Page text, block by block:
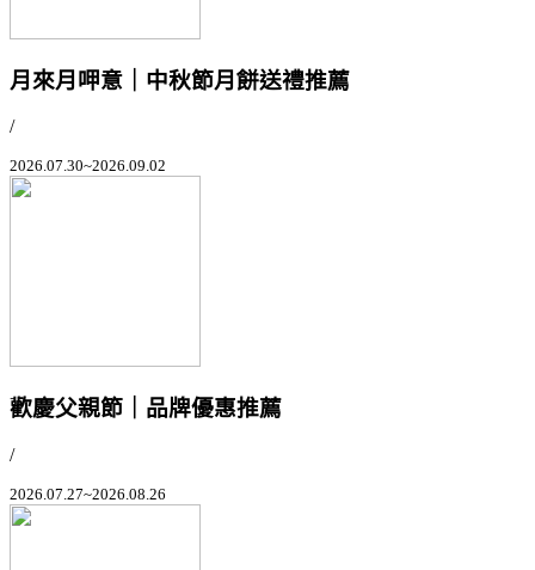
月來月呷意｜中秋節月餅送禮推薦
/
2026.07.30~2026.09.02
歡慶父親節｜品牌優惠推薦
/
2026.07.27~2026.08.26